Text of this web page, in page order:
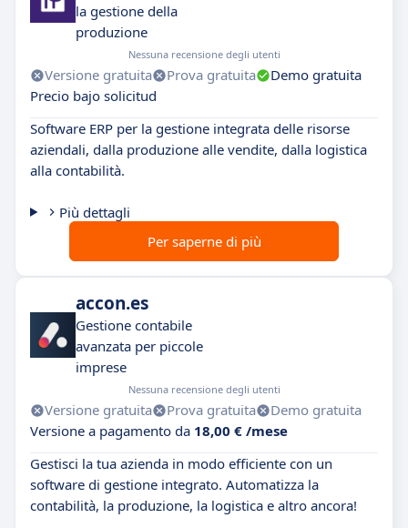
la gestione della
produzione
Nessuna recensione degli utenti
Versione gratuita Prova gratuita
Demo gratuita
Precio bajo solicitud
Software ERP per la gestione integrata delle risorse
aziendali, dalla produzione alle vendite, dalla logistica
alla contabilità.
Più dettagli
Per saperne di più
accon.es
Gestione contabile
avanzata per piccole
imprese
Nessuna recensione degli utenti
Versione gratuita Prova gratuita
Demo gratuita
Versione a pagamento da 18,00 € /mese
Gestisci la tua azienda in modo efficiente con un
software di gestione integrato. Automatizza la
contabilità, la produzione, la logistica e altro ancora!